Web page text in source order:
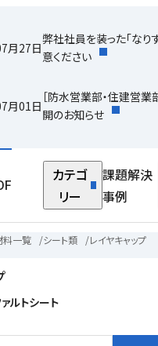
月27日
弊社社員を装った「なり
意ください
月01日
［防水営業部・住建営
開のお知らせ
カテゴ
リー
課題解決
事例
料一覧 /シート類 /レイヤキャップ
ルトシート